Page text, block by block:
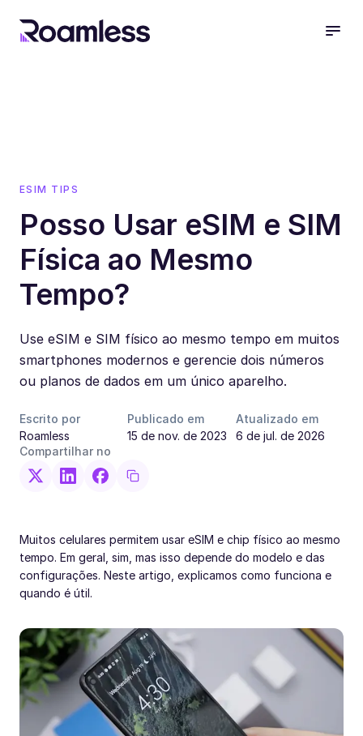
ESIM TIPS
Posso Usar eSIM e SIM
Física ao Mesmo
Tempo?
Use eSIM e SIM físico ao mesmo tempo em muitos
smartphones modernos e gerencie dois números
ou planos de dados em um único aparelho.
Escrito por
Roamless
Publicado em
15 de nov. de 2023
Atualizado em
6 de jul. de 2026
Compartilhar no
Muitos celulares permitem usar eSIM e chip físico ao mesmo
tempo. Em geral, sim, mas isso depende do modelo e das
configurações. Neste artigo, explicamos como funciona e
quando é útil.